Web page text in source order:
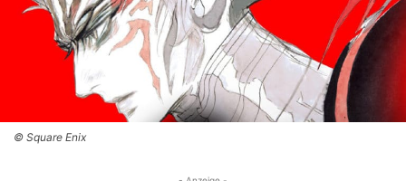
© Square Enix